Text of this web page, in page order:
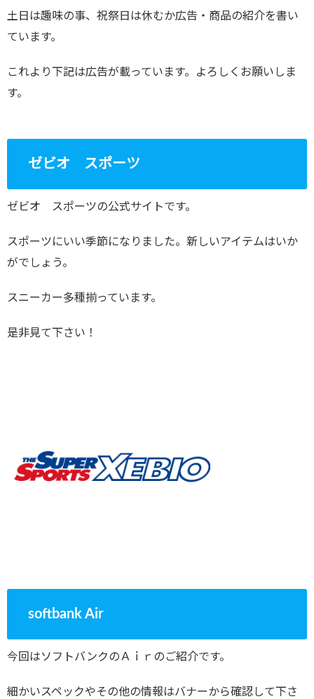
土日は趣味の事、祝祭日は休むか広告・商品の紹介を書い
ています。
これより下記は広告が載っています。よろしくお願いしま
す。
ゼビオ スポーツ
ゼビオ スポーツの公式サイトです。
スポーツにいい季節になりました。新しいアイテムはいか
がでしょう。
スニーカー多種揃っています。
是非見て下さい！
softbank Air
今回はソフトバンクのＡｉｒのご紹介です。
細かいスペックやその他の情報はバナーから確認して下さ